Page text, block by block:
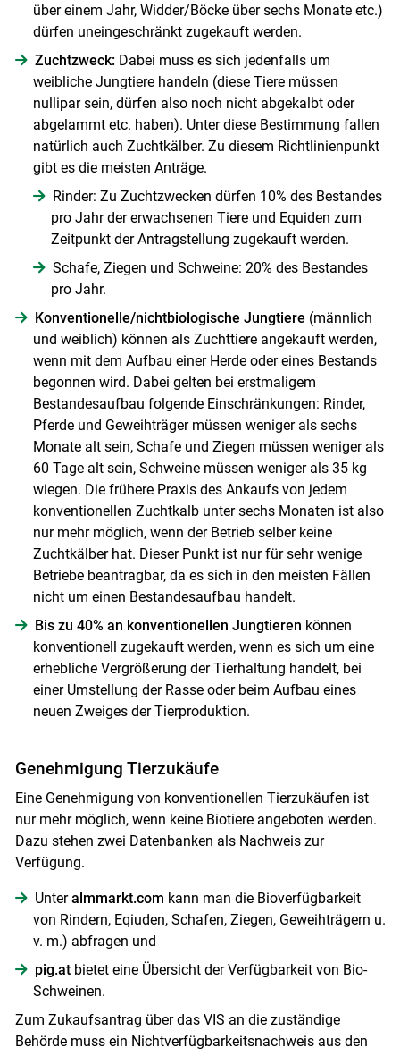
Skip to main content
über einem Jahr, Widder/Böcke über sechs Monate etc.)
dürfen uneingeschränkt zugekauft werden.
Zuchtzweck: Dabei muss es sich jedenfalls um
weibliche Jungtiere handeln (diese Tiere müssen
nullipar sein, dürfen also noch nicht abgekalbt oder
abgelammt etc. haben). Unter diese Bestimmung fallen
natürlich auch Zuchtkälber. Zu diesem Richtlinienpunkt
gibt es die meisten Anträge.
Rinder: Zu Zuchtzwecken dürfen 10% des Bestandes
pro Jahr der erwachsenen Tiere und Equiden zum
Zeitpunkt der Antragstellung zugekauft werden.
Schafe, Ziegen und Schweine: 20% des Bestandes
pro Jahr.
Konventionelle/nichtbiologische Jungtiere (männlich
und weiblich) können als Zuchttiere angekauft werden,
wenn mit dem Aufbau einer Herde oder eines Bestands
begonnen wird. Dabei gelten bei erstmaligem
Bestandesaufbau folgende Einschränkungen: Rinder,
Pferde und Geweihträger müssen weniger als sechs
Monate alt sein, Schafe und Ziegen müssen weniger als
60 Tage alt sein, Schweine müssen weniger als 35 kg
wiegen. Die frühere Praxis des Ankaufs von jedem
konventionellen Zuchtkalb unter sechs Monaten ist also
nur mehr möglich, wenn der Betrieb selber keine
Zuchtkälber hat. Dieser Punkt ist nur für sehr wenige
Betriebe beantragbar, da es sich in den meisten Fällen
nicht um einen Bestandesaufbau handelt.
Bis zu 40% an konventionellen Jungtieren können
konventionell zugekauft werden, wenn es sich um eine
erhebliche Vergrößerung der Tierhaltung handelt, bei
einer Umstellung der Rasse oder beim Aufbau eines
neuen Zweiges der Tierproduktion.
Genehmigung Tierzukäufe
Eine Genehmigung von konventionellen Tierzukäufen ist
nur mehr möglich, wenn keine Biotiere angeboten werden.
Dazu stehen zwei Datenbanken als Nachweis zur
Verfügung.
Unteralmmarkt.com kann man die Bioverfügbarkeit
von Rindern, Eqiuden, Schafen, Ziegen, Geweihträgern u.
v. m.) abfragen und
pig.atbietet eine Übersicht der Verfügbarkeit von Bio-
Schweinen.
Zum Zukaufsantrag über das VIS an die zuständige
Behörde muss ein Nichtverfügbarkeitsnachweis aus den